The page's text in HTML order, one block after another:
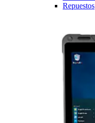
Repuestos